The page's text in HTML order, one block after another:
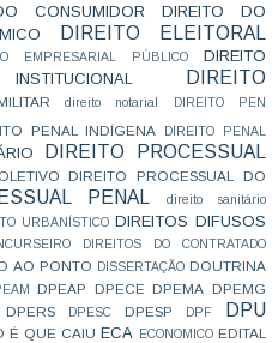
CONSUMIDOR
DIREITO DO
DIREITO ELEITORAL
EMPRESARIAL PÚBLICO
DIREITO
DIREITO
direito notarial DIREITO PEN
PENAL INDÍGENA
DIREITO PENAL
DIREITO PROCESSUAL
DIREITO PROCESSUAL DO
PENAL direito sanitário
URBANÍSTICO DIREITOS DIFUSOS
DIREITOS DO CONTRATADO
AO PONTO DISSERTAÇÃO DOUTRINA
DPEAP DPECE DPEMA
DPEMG
DPERS DPESC DPESP DPF DPU
É QUE CAIU ECA ECONOMICO EDITAL